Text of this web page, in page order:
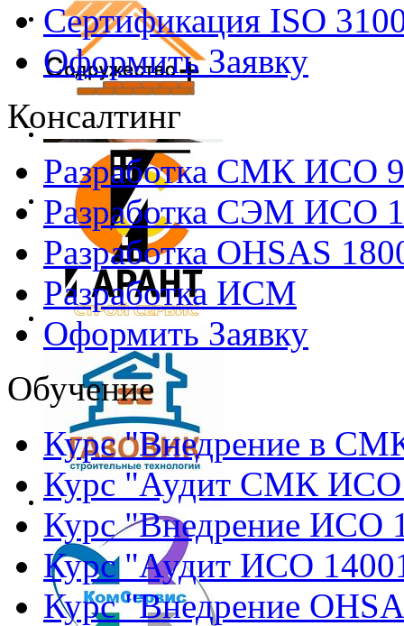
Сертификация ISO
Оформить Заявку
Консалтинг
Разработка СМК ИСО
Разработка СЭМ ИСО
Разработка OHSAS
Разработка ИСМ
Оформить Заявку
Обучение
Курс "Внедрение в
Курс "Аудит СМК ИСО
Курс "Внедрение ИСО
Курс "Аудит ИСО
Курс "Внедрение